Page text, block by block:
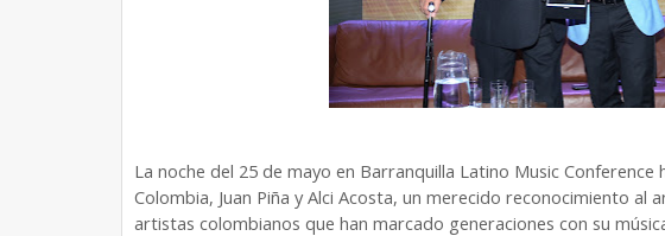
La noche del 25 de mayo en Barranquilla Latino Music
Colombia, Juan Piña y Alci Acosta, un merecido reconocimiento
artistas colombianos que han marcado generaciones con su